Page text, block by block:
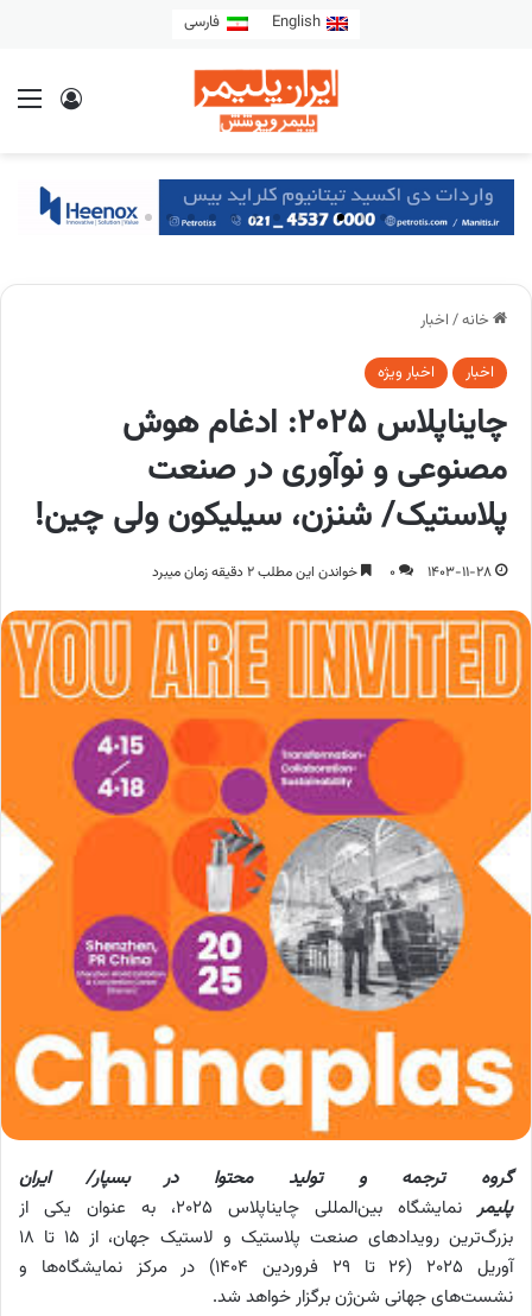
English فارسی
خانه/ اخبار
اخبار اخبار ویژه
چاینا‌پلاس ۲۰۲۵: ادغام هوش
مصنوعی و نوآوری در صنعت
پلاستیک/ شنزن، سیلیکون ولی چین!
1403-11-28
0 خواندن این مطلب 2 دقیقه زمان میبرد
گروه ترجمه و تولید محتوا در بسپار/ ایران
پلیمر
نمایشگاه بین‌المللی چاینا‌پلاس ۲۰۲۵، به عنوان یکی از
بزرگ‌ترین رویدادهای صنعت پلاستیک و لاستیک جهان، از ۱۵ تا ۱۸
آوریل ۲۰۲۵ (26 تا 29 فروردین 1404) در مرکز نمایشگاه‌ها و
نشست‌های جهانی شن‌ژن برگزار خواهد شد.